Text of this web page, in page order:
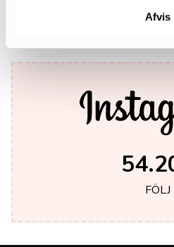
Afvis
LIKES
FÖLJ